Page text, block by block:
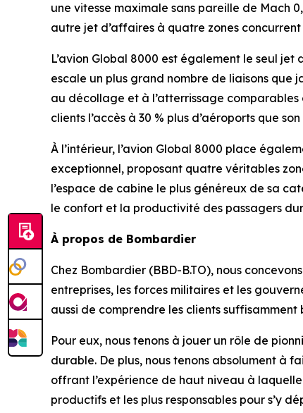
une vitesse maximale sans pareille de Mach
autre jet d’affaires à quatre zones concurrent
L’avion Global 8000 est également le seul jet
escale un plus grand nombre de liaisons que
au décollage et à l’atterrissage comparables
clients l’accès à 30 % plus d’aéroports que
À l’intérieur, l’avion Global 8000 place
exceptionnel, proposant quatre véritables
l’espace de cabine le plus généreux de sa
le confort et la productivité des passagers
À propos de Bombardier
Chez Bombardier (BBD-B.TO), nous
entreprises, les forces militaires et les
aussi de comprendre les clients
Pour eux, nous tenons à jouer un rôle de
durable. De plus, nous tenons absolument à
offrant l’expérience de haut niveau à
productifs et les plus responsables pour s’y